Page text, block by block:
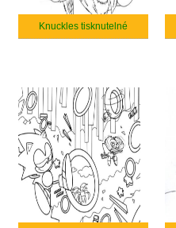
Knuckles tisknutelné